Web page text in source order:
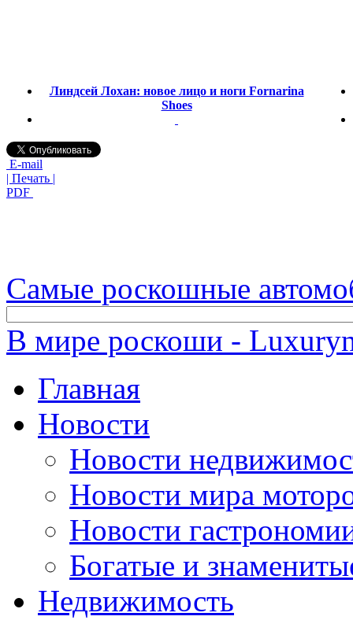
Линдсей Лохан: новое лицо и ноги Fornarina
Shoes
E-mail
| Печать |
PDF
Самые роскошные
В мире роскоши -
Главная
Новости
Новости
Новости мира
Новости
Богатые и
Недвижимость